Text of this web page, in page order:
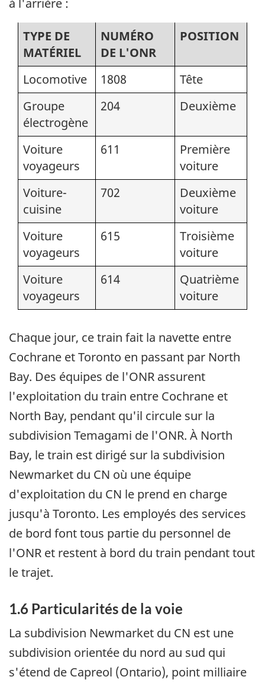
à l'arrière :
TYPE DE
MATÉRIEL
NUMÉRO
DE L'ONR
POSITION
Locomotive 1808
Tête
Groupe
électrogène
204 Deuxième
Voiture
voyageurs
611
Première
voiture
Voiture-
cuisine
702
Deuxième
voiture
Voiture
voyageurs
615
Troisième
voiture
Voiture
voyageurs
614
Quatrième
voiture
Chaque jour, ce train fait la navette entre
Cochrane et Toronto en passant par North
Bay. Des équipes de l'ONR assurent
l'exploitation du train entre Cochrane et
North Bay, pendant qu'il circule sur la
subdivision Temagami de l'ONR. À North
Bay, le train est dirigé sur la subdivision
Newmarket du CN où une équipe
d'exploitation du CN le prend en charge
jusqu'à Toronto. Les employés des services
de bord font tous partie du personnel de
l'ONR et restent à bord du train pendant tout
le trajet.
1.6 Particularités de la voie
La subdivision Newmarket du CN est une
subdivision orientée du nord au sud qui
s'étend de Capreol (Ontario), point milliaire